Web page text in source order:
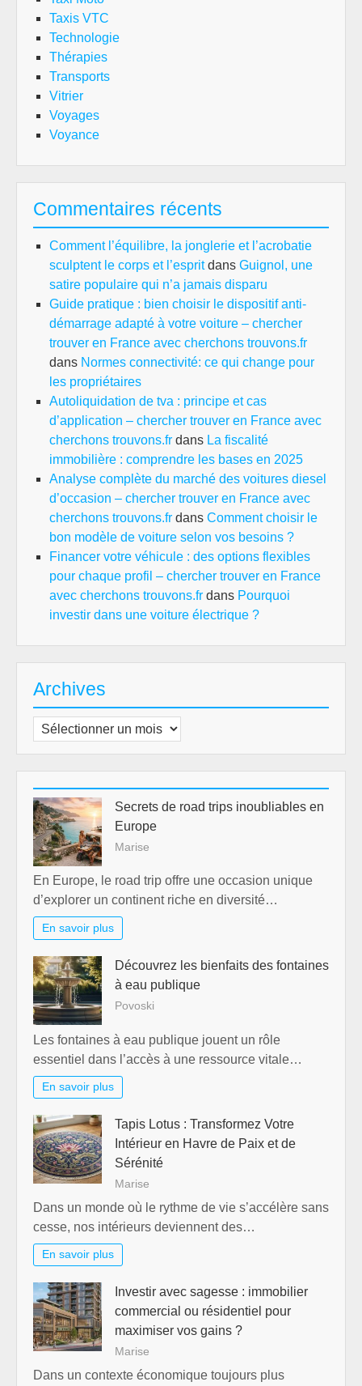
Taxis VTC
Technologie
Thérapies
Transports
Vitrier
Voyages
Voyance
Commentaires récents
Comment l’équilibre, la jonglerie et l’acrobatie
sculptent le corps et l’espritdans Guignol, une
satire populaire qui n’a jamais disparu
Guide pratique : bien choisir le dispositif anti-
démarrage adapté à votre voiture – chercher
trouver en France avec cherchons trouvons.fr
dans Normes connectivité: ce qui change pour
les propriétaires
Autoliquidation de tva : principe et cas
d’application – chercher trouver en France avec
cherchons trouvons.fr dans La fiscalité
immobilière : comprendre les bases en 2025
Analyse complète du marché des voitures diesel
d’occasion – chercher trouver en France avec
cherchons trouvons.fr dans Comment choisir le
bon modèle de voiture selon vos besoins ?
Financer votre véhicule : des options flexibles
pour chaque profil – chercher trouver en France
avec cherchons trouvons.fr dans Pourquoi
investir dans une voiture électrique ?
Archives
Archives
Secrets de road trips inoubliables en
Europe
Marise
En Europe, le road trip offre une occasion unique
d’explorer un continent riche en diversité…
En savoir plus
Découvrez les bienfaits des fontaines
à eau publique
Povoski
Les fontaines à eau publique jouent un rôle
essentiel dans l’accès à une ressource vitale…
En savoir plus
Tapis Lotus : Transformez Votre
Intérieur en Havre de Paix et de
Sérénité
Marise
Dans un monde où le rythme de vie s’accélère sans
cesse, nos intérieurs deviennent des…
En savoir plus
Investir avec sagesse : immobilier
commercial ou résidentiel pour
maximiser vos gains ?
Marise
Dans un contexte économique toujours plus